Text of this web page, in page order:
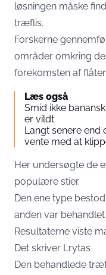
løsningen måske
træflis.
Forskerne
områder omkring
forekomsten af
Læs også
Smid ikke
er vildt
Langt senere end
vente med at
Her undersøgte de
populære stier.
Den ene type
anden var
Resultaterne viste
Det skriver Lrytas
Den behandlede